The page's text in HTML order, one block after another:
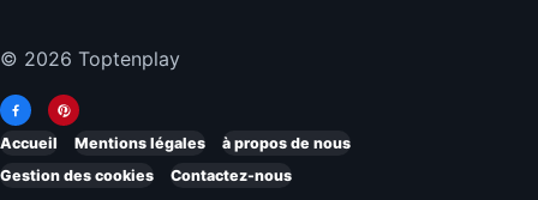
© 2026 Toptenplay
Accueil Mentions légales
à propos de nous
Gestion des cookies
Contactez-nous